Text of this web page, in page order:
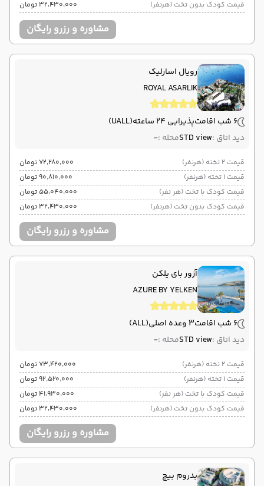
قیمت کودک بدون تخت (هرنفر)
۳۲٬۴۳۰٬۰۰۰ تومان
مشاوره و رزرو رایگان
رویال اسارلیک
ROYAL ASARLIK
6 شب اقامت پذیرایی 24 ساعته
(UALL)
دید اتاق :STD viewمحله :-
قیمت 2 تخته (هرنفر)
۷۲٬۲۸۰٬۰۰۰ تومان
قیمت 1 تخته (هرنفر)
۹۰٬۸۱۰٬۰۰۰ تومان
قیمت کودک با تخت (هر نفر)
۵۵٬۰۴۰٬۰۰۰ تومان
قیمت کودک بدون تخت (هرنفر)
۳۲٬۴۳۰٬۰۰۰ تومان
مشاوره و رزرو رایگان
آزور بای یلکن
AZURE BY YELKEN
6 شب اقامت 3 وعده اصلی
(ALL)
دید اتاق :STD viewمحله :-
قیمت 2 تخته (هرنفر)
۷۳٬۴۲۰٬۰۰۰ تومان
قیمت 1 تخته (هرنفر)
۹۲٬۵۲۰٬۰۰۰ تومان
قیمت کودک با تخت (هر نفر)
۴۱٬۹۳۰٬۰۰۰ تومان
قیمت کودک بدون تخت (هرنفر)
۳۲٬۴۳۰٬۰۰۰ تومان
مشاوره و رزرو رایگان
بدروم بیچ